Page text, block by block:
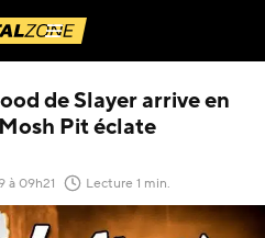
Menu
de Slayer arrive en
Pit éclate
(Mis à jour le )
à 09h21 Lecture 1 min.